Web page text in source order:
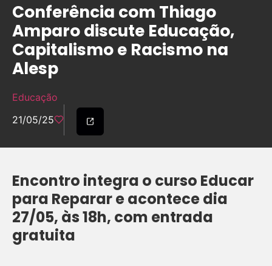
Conferência com Thiago
Amparo discute Educação,
Capitalismo e Racismo na
Alesp
Educação
21/05/25
Encontro integra o curso Educar
para Reparar e acontece dia
27/05, às 18h, com entrada
gratuita